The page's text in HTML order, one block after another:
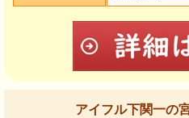
アイフル下関一の